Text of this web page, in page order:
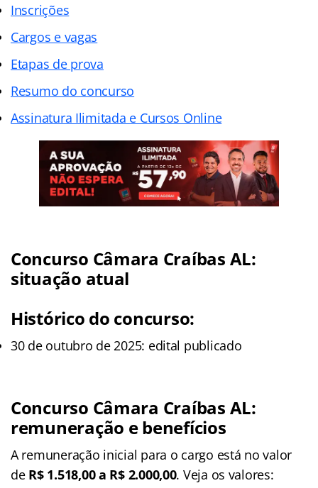
Inscrições
Cargos e vagas
Etapas de prova
Resumo do concurso
Assinatura Ilimitada e Cursos Online
Concurso Câmara Craíbas AL:
situação atual
Histórico do concurso:
30 de outubro de 2025: edital publicado
Concurso Câmara Craíbas AL:
remuneração e benefícios
A remuneração inicial para o cargo está no valor
de R$ 1.518,00 a R$ 2.000,00. Veja os valores: